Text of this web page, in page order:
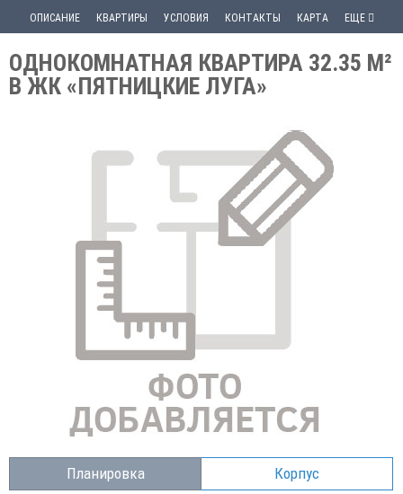
ОПИСАНИЕ КВАРТИРЫ УСЛОВИЯ КОНТАКТЫ КАРТА ЕЩЕ
ОДНОКОМНАТНАЯ КВАРТИРА 32.35 М²
В ЖК «ПЯТНИЦКИЕ ЛУГА»
Планировка Корпус